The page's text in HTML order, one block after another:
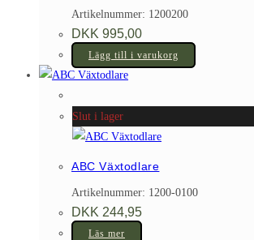
Artikelnummer: 1200200
DKK 995,00
Lägg till i varukorg
Slut i lager
ABC Växtodlare
Artikelnummer: 1200-0100
DKK 244,95
Läs mer